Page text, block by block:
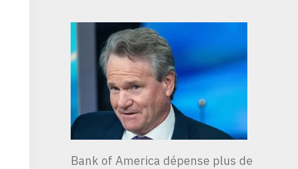
Bank of America dépense plus de